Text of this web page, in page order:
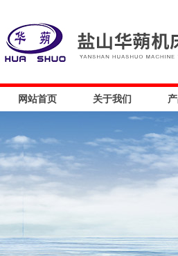
网站首页 关于我们